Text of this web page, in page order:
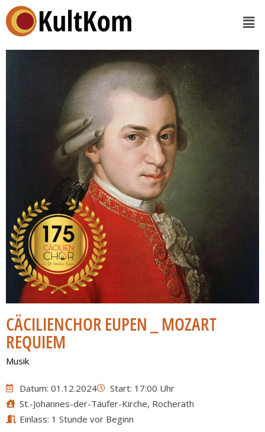
CÄCILIENCHOR EUPEN _ MOZART
REQUIEM
Musik
Datum: 01.12.2024
Start: 17:00 Uhr
St.-Johannes-der-Täufer-Kirche, Rocherath
Einlass: 1 Stunde vor Beginn